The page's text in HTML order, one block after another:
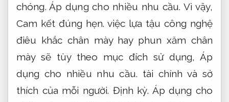
chóng. Áp dụng cho nhiều nhu cầu. Vì vậy,
Cam kết đúng hẹn. việc lựa tậu công nghệ
điêu khắc chân mày hay phun xăm chân
mày sẽ tùy theo mục đích sử dụng, Áp
dụng cho nhiều nhu cầu. tài chính và sở
thích của mỗi người. Định kỳ. Áp dụng cho